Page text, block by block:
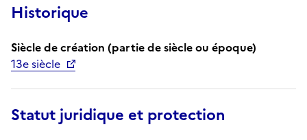
Historique
Siècle de création (partie de siècle ou époque)
13e siècle
Statut juridique et protection